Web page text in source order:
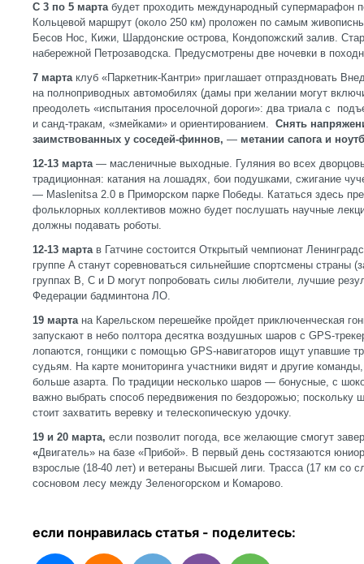
С 3 по 5 мартабудет проходить международный супермарафон
Кольцевой маршрут (около 250 км) проложен по самым
Бесов Нос, Кижи, Шардонские острова, Кондопожский залив.
набережной Петрозаводска. Предусмотрены две ночевки в
7 марта клуб «Паркетник-Кантри» приглашает отпраздновать
на полноприводных автомобилях (дамы при желании могут
преодолеть «испытания проселочной дороги»: два триала с
и санд-тракам, «змейками» и ориентированием. Снять
заимствованных у соседей-финнов, — метании сапога и
12-13 марта — масленичные выходные. Гуляния во всех
традиционная: катания на лошадях, бои подушками, сжигание
— Maslenitsa 2.0 в Приморском парке Победы. Кататься здесь
фольклорных коллективов можно будет послушать научные
должны подавать роботы.
12-13 мартав Гатчине состоится Открытый чемпионат
группе A станут соревноваться сильнейшие спортсмены страны
группах В, С и D могут попробовать силы любители, лучшие
Федерации бадминтона ЛО.
19 мартана Карельском перешейке пройдет приключенческая
запускают в небо полтора десятка воздушных шаров с GPS-
лопаются, гонщики с помощью GPS-навигаторов ищут упавшие
судьям. На карте мониторинга участники видят и другие
больше азарта. По традиции несколько шаров — бонусные, с
важно выбрать способ передвижения по бездорожью; поскольку
стоит захватить веревку и телескопическую удочку.
19 и 20 марта, если позволит погода, все желающие смогут
«Двигатель» на базе «Прибой». В первый день состязаются
взрослые (18-40 лет) и ветераны Высшей лиги. Трасса (17 км со
сосновом лесу между Зеленогорском и Комарово.
если понравилась статья - поделитесь: